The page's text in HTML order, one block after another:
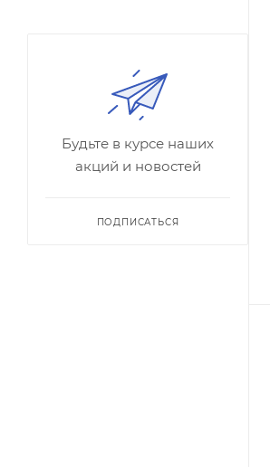
Будьте в курсе наших
акций и новостей
ПОДПИСАТЬСЯ